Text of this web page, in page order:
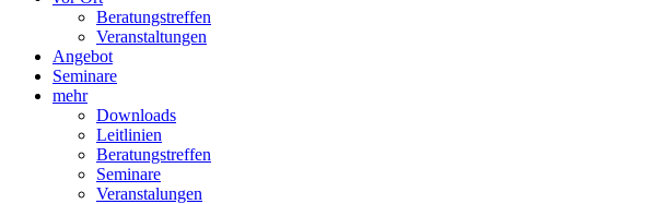
Beratungstreffen
Veranstaltungen
Angebot
Seminare
mehr
Downloads
Leitlinien
Beratungstreffen
Seminare
Veranstalungen